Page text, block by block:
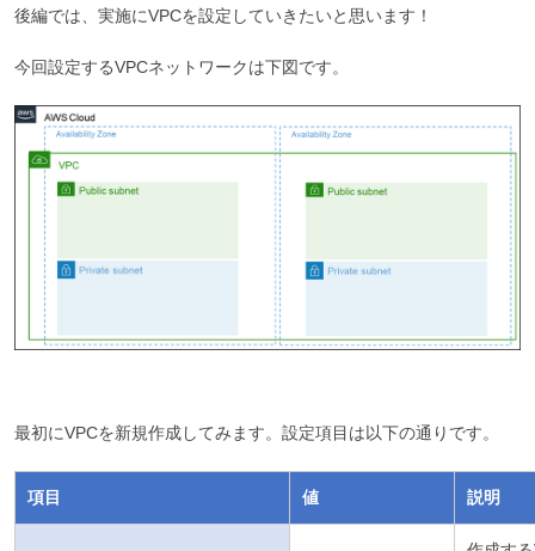
後編では、実施にVPCを設定していきたいと思います！
今回設定するVPCネットワークは下図です。
最初にVPCを新規作成してみます。設定項目は以下の通りです。
項目 値 説明